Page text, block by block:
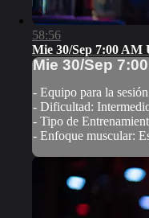
58:56
Mie 30/Sep 7:00
Mie 30/Sep
- Equipo para la
- Dificultad:
- Tipo de
- Enfoque muscular: